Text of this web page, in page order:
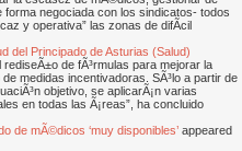
forma negociada con los sindicatos- todos
y operativa” las zonas de difÃ­cil
del Principado de Asturias (Salud)
de fÃ³rmulas para mejorar la
medidas incentivadoras. SÃ³lo a partir de
objetivo, se aplicarÃ¡n varias
en todas las Ã¡reas”, ha concluido
de mÃ©dicos ‘muy disponibles’ appeared